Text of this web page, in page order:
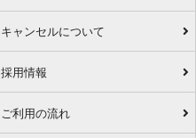
キャンセルについて
採用情報
ご利用の流れ